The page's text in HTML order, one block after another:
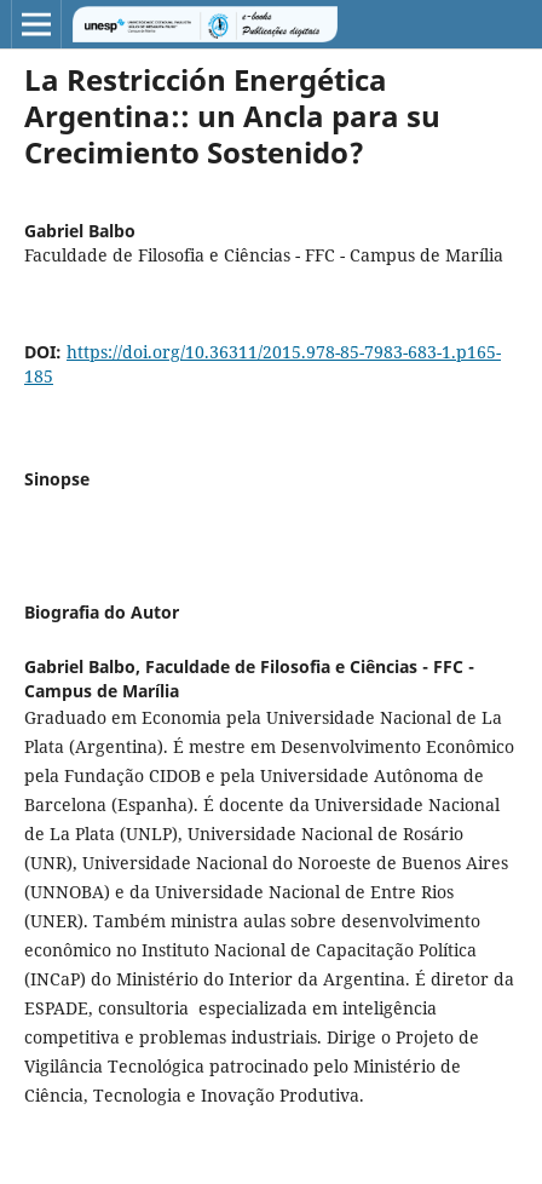
La Restricción Energética
Argentina:: un Ancla para su
Crecimiento Sostenido?
Gabriel Balbo
Faculdade de Filosofia e Ciências - FFC - Campus de Marília
DOI: https://doi.org/10.36311/2015.978-85-7983-683-1.p165-
185
Sinopse
Biografia do Autor
Gabriel Balbo, Faculdade de Filosofia e Ciências - FFC -
Campus de Marília
Graduado em Economia pela Universidade Nacional de La
Plata (Argentina). É mestre em Desenvolvimento Econômico
pela Fundação CIDOB e pela Universidade Autônoma de
Barcelona (Espanha). É docente da Universidade Nacional
de La Plata (UNLP), Universidade Nacional de Rosário
(UNR), Universidade Nacional do Noroeste de Buenos Aires
(UNNOBA) e da Universidade Nacional de Entre Rios
(UNER). Também ministra aulas sobre desenvolvimento
econômico no Instituto Nacional de Capacitação Política
(INCaP) do Ministério do Interior da Argentina. É diretor da
ESPADE, consultoria especializada em inteligência
competitiva e problemas industriais. Dirige o Projeto de
Vigilância Tecnológica patrocinado pelo Ministério de
Ciência, Tecnologia e Inovação Produtiva.